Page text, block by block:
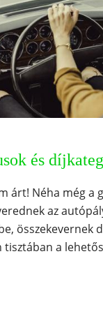
és
árt! Néha még a
az
összekevernek
a